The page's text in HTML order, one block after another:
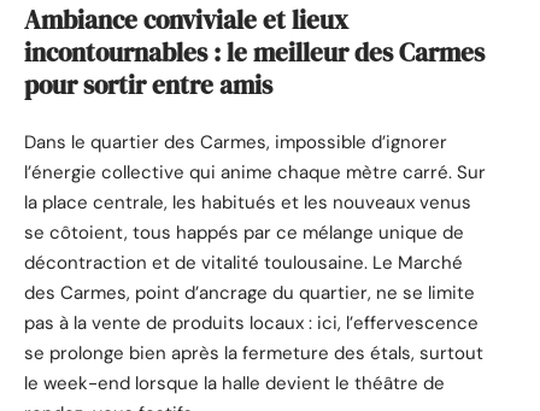
Ambiance conviviale et lieux
incontournables : le meilleur des Carmes
pour sortir entre amis
Dans le quartier des Carmes, impossible d’ignorer
l’énergie collective qui anime chaque mètre carré. Sur
la place centrale, les habitués et les nouveaux venus
se côtoient, tous happés par ce mélange unique de
décontraction et de vitalité toulousaine. Le Marché
des Carmes, point d’ancrage du quartier, ne se limite
pas à la vente de produits locaux : ici, l’effervescence
se prolonge bien après la fermeture des étals, surtout
le week-end lorsque la halle devient le théâtre de